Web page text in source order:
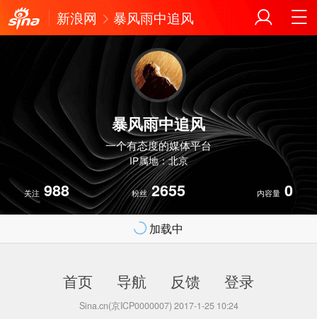
新浪网 暴风雨中追风
暴风雨中追风
一个有态度的媒体平台
IP属地：北京
关注 988 粉丝 2655 内容量 0
加载中
首页 导航 反馈 登录
Sina.cn(京ICP0000007) 2017-1-25 10:24